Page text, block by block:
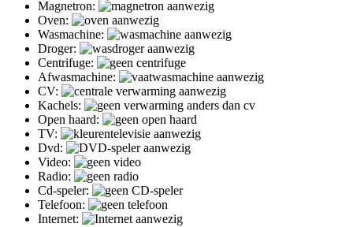
Magnetron:
Oven:
Wasmachine:
Droger:
Centrifuge:
Afwasmachine:
CV:
Kachels:
Open haard:
TV:
Dvd:
Video:
Radio:
Cd-speler:
Telefoon:
Internet: